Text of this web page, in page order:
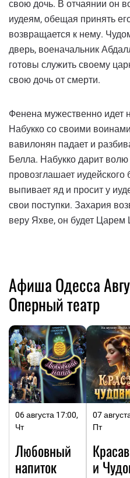
свою дочь. В отчаянии он
иудеям, обещая принять
возвращается к нему.
дверь, военачальник
готовы служить своему
свою дочь от смерти.
Фенена мужественно идет
Набукко со своими
вавилонян падает и
Белла. Набукко дарит
провозглашает
выпивает яд и просит у
свои поступки. Захария
веру Яхве, он будет Царем
Афиша Одесса
Оперный театр
06 августа 17:00,
Чт
Любовный
напиток
07
Пт
и